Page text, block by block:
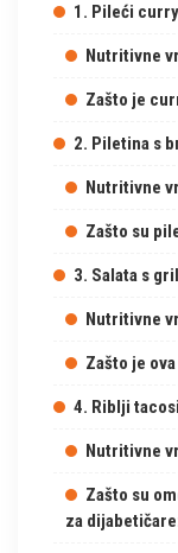
1. Pileći
Nutritivne
Zašto je
2. Piletina s
Nutritivne
Zašto su
3. Salata s
Nutritivne
Zašto je
4. Riblji
Nutritivne
Zašto su
za